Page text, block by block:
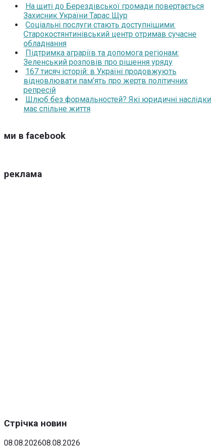
На щиті до Берездівської громади повертається
Захисник України Тарас Щур
Соціальні послуги стають доступнішими:
Старокостянтинівський центр отримав сучасне
обладнання
Підтримка аграріїв та допомога регіонам:
Зеленський розповів про рішення уряду
167 тисяч історій: в Україні продовжують
відновлювати пам’ять про жертв політичних
репресій
Шлюб без формальностей? Які юридичні наслідки
має спільне життя
ми в facebook
реклама
Стрічка новин
08.08.202608.08.2026